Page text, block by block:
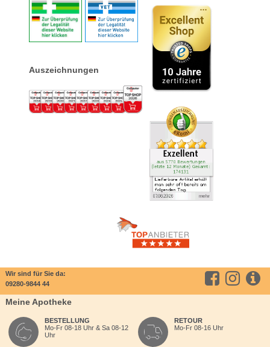
Auszeichnungen
Wir sind für Sie da:
09280-9844 44
Meine Apotheke
BESTELLUNG
Mo-Fr 08-18 Uhr & Sa 08-12
Uhr
RETOUR
Mo-Fr 08-16 Uhr